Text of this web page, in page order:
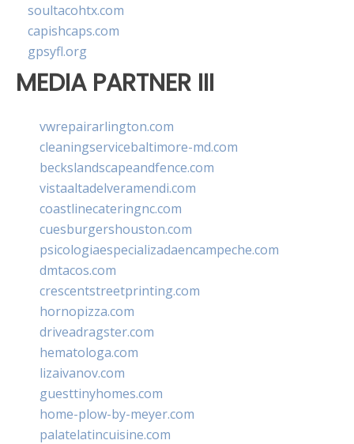
soultacohtx.com
capishcaps.com
gpsyfl.org
MEDIA PARTNER III
vwrepairarlington.com
cleaningservicebaltimore-md.com
beckslandscapeandfence.com
vistaaltadelveramendi.com
coastlinecateringnc.com
cuesburgershouston.com
psicologiaespecializadaencampeche.com
dmtacos.com
crescentstreetprinting.com
hornopizza.com
driveadragster.com
hematologa.com
lizaivanov.com
guesttinyhomes.com
home-plow-by-meyer.com
palatelatincuisine.com